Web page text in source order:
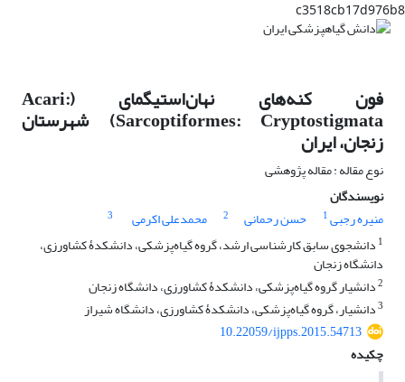
c3518cb17d976b8
فون کنه‌های نهان‌استیگمای (Acari:
Sarcoptiformes: Cryptostigmata) شهرستان
زنجان، ایران
نوع مقاله : مقاله پژوهشی
نویسندگان
منیره رجبی1 حسن رحمانی 2 محمدعلی اکرمی
3
1 دانشجوی سابق کارشناسی ارشد، گروه گیاه‌پزشکی، دانشکدۀ کشاورزی،
دانشگاه زنجان
2دانشیار گروه گیاه‌پزشکی، دانشکدۀ کشاورزی، دانشگاه زنجان
3دانشیار، گروه گیاه‌پزشکی، دانشکدۀ کشاورزی، دانشگاه شیراز
10.22059/ijpps.2015.54713
چکیده